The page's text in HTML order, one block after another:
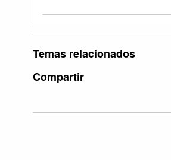
Temas relacionados
Compartir